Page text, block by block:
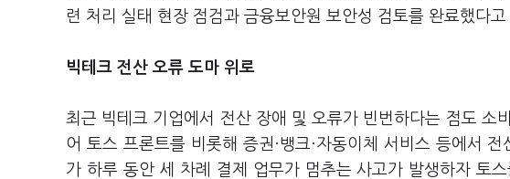
련 처리 실태 현장 점검과 금융보안원 보안성 검토를 완료했다고
빅테크 전산 오류 도마 위로
최근 빅테크 기업에서 전산 장애 및 오류가 빈번하다는 점도 소
어 토스 프론트를 비롯해 증권·뱅크·자동이체 서비스 등에서
가 하루 동안 세 차례 결제 업무가 멈추는 사고가 발생하자 토